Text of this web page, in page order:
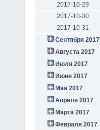
2017-10-29
2017-10-30
2017-10-31
Сентября 2017
Августа 2017
Июля 2017
Июня 2017
Мая 2017
Апреля 2017
Марта 2017
Февраля 2017